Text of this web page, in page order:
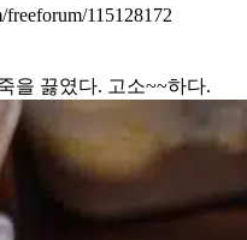
115128172
을 끓였다. 고소~~하다.